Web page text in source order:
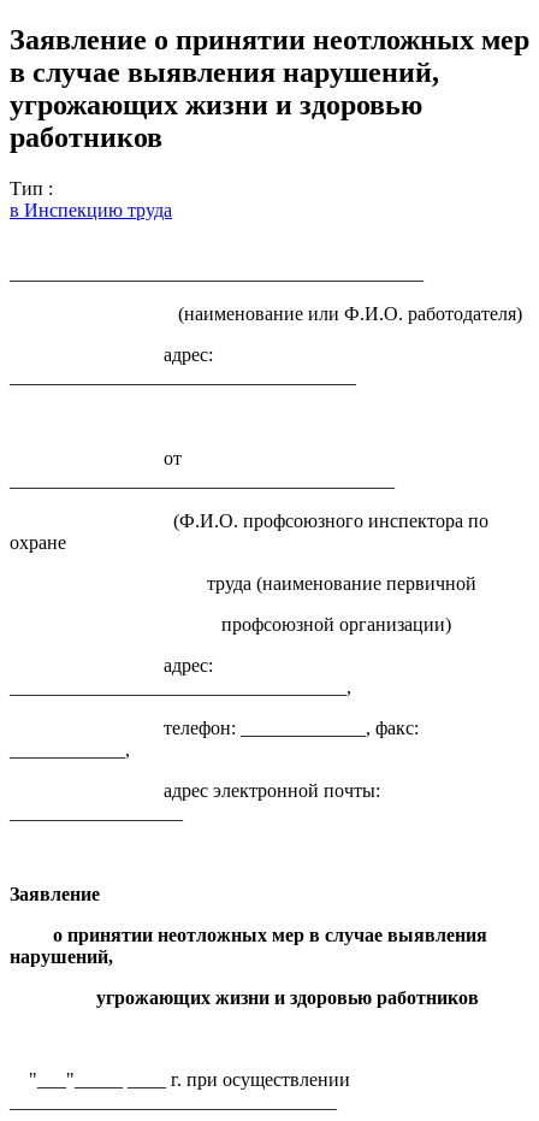
Заявление о принятии неотложных мер
в случае выявления нарушений,
угрожающих жизни и здоровью
работников
Тип :
в Инспекцию труда
(наименование или Ф.И.О. работодателя)
адрес:
от
(Ф.И.О. профсоюзного инспектора по
охране
труда (наименование первичной
профсоюзной организации)
адрес:
___________________________________,
телефон: _____________, факс:
____________,
адрес электронной почты:
Заявление
о принятии неотложных мер в случае выявления
нарушений,
угрожающих жизни и здоровью работников
"___"_____ ____ г. при осуществлении